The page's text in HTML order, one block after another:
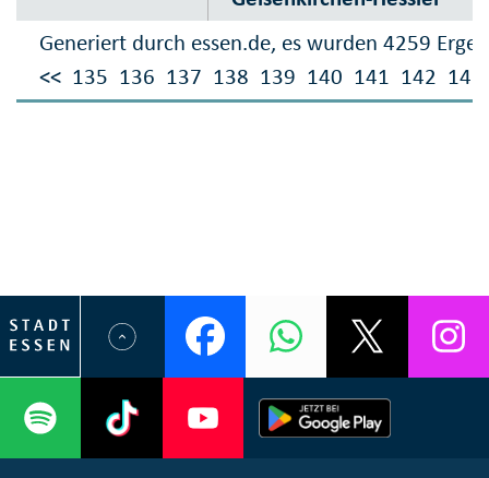
Generiert durch essen.de, es wurden 4259
<< 135 136 137 138 139 140 141 142 143